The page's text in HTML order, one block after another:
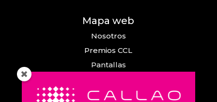
Mapa web
Nosotros
Premios CCL
Pantallas
Comunicación